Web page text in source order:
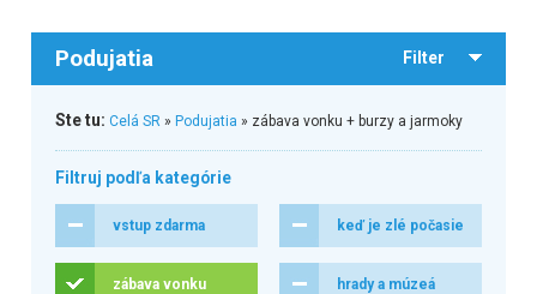
Podujatia Filter
Ste tu: Celá SR» Podujatia » zábava vonku + burzy a jarmoky
Filtruj podľa kategórie
vstup zdarma keď je zlé počasie
zábava vonku hrady a múzeá